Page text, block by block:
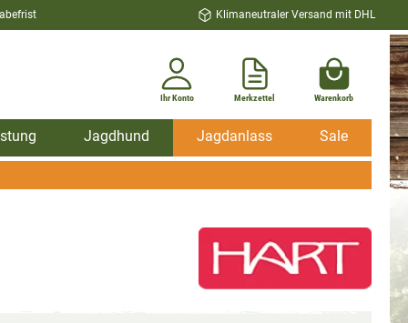
Klimaneutraler Versand mit DHL
Ihr Konto Merkzettel Warenkorb
Jagdhund Jagdanlass Sale